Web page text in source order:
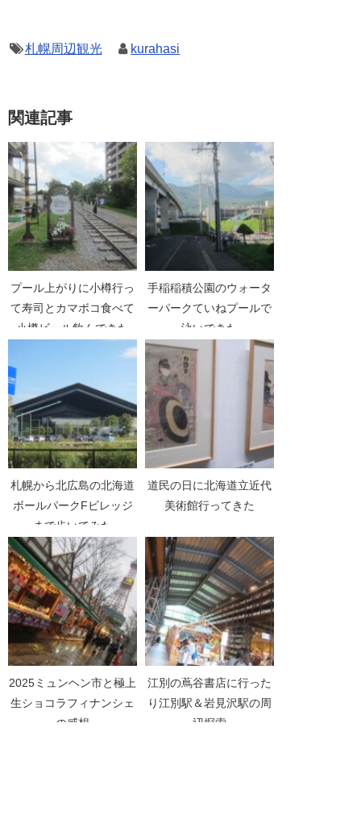
札幌周辺観光 kurahasi
関連記事
プール上がりに小樽行っ
て寿司とカマボコ食べて
小樽ビール飲んできた
手稲稲積公園のウォータ
ーパークていねプールで
泳いできた
札幌から北広島の北海道
ボールパークFビレッジ
まで歩いてみた
道民の日に北海道立近代
美術館行ってきた
2025ミュンヘン市と極上
生ショコラフィナンシェ
の感想
江別の蔦谷書店に行った
り江別駅＆岩見沢駅の周
辺探索